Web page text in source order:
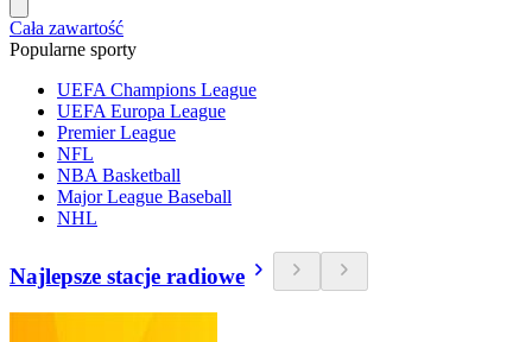
Cała zawartość
Popularne sporty
UEFA Champions League
UEFA Europa League
Premier League
NFL
NBA Basketball
Major League Baseball
NHL
Najlepsze stacje radiowe